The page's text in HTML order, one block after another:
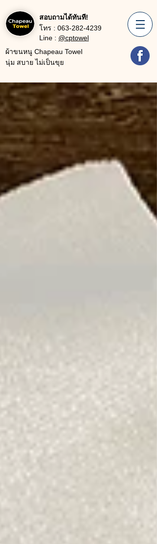
สอบถามได้ทันที!
โทร : 063-282-4239
Line : @cptowel
ผ้าขนหนู Chapeau Towel
นุ่ม สบาย ไม่เป็นขุย